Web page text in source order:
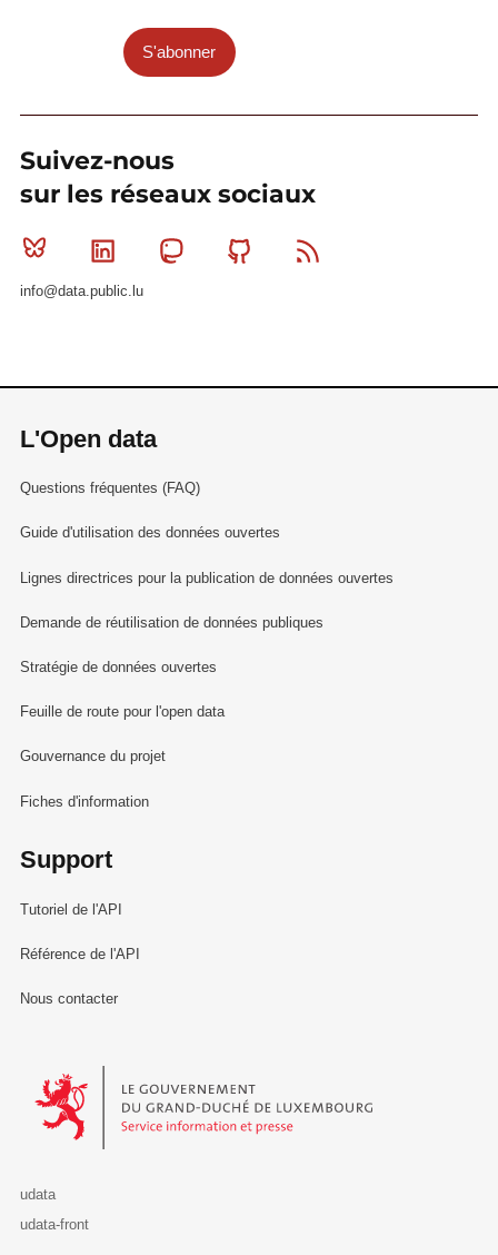
S'abonner
Suivez-nous
sur les réseaux sociaux
Bluesky Linkedin MastodonGithub
info@data.public.lu
L'Open data
Questions fréquentes (FAQ)
Guide d'utilisation des données ouvertes
Lignes directrices pour la publication de données ouvertes
Demande de réutilisation de données publiques
Stratégie de données ouvertes
Feuille de route pour l'open data
Gouvernance du projet
Fiches d'information
Support
Tutoriel de l'API
Référence de l'API
Nous contacter
Le Gouvernement du Grand-Duché de Luxembourg - Service
udata
udata-front